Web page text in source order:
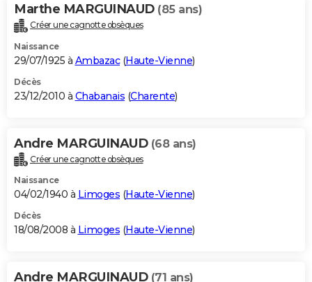
Marthe MARGUINAUD (85 ans)
Créer une cagnotte obsèques
Naissance
29/07/1925 à Ambazac(Haute-Vienne)
Décès
23/12/2010 à Chabanais (Charente)
Andre MARGUINAUD (68 ans)
Créer une cagnotte obsèques
Naissance
04/02/1940 à Limoges (Haute-Vienne)
Décès
18/08/2008 à Limoges (Haute-Vienne)
Andre MARGUINAUD (71 ans)